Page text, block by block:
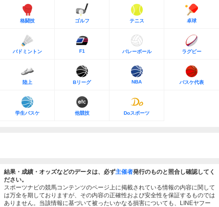
格闘技 ゴルフ テニス 卓球
バドミントン F1 バレーボール ラグビー
陸上 Bリーグ NBA バスケ代表
学生バスケ 他競技 Doスポーツ
結果・成績・オッズなどのデータは、必ず主催者発行のものと照合し確認してく
ださい。
スポーツナビの競馬コンテンツのページ上に掲載されている情報の内容に関して
は万全を期しておりますが、その内容の正確性および安全性を保証するものでは
ありません。当該情報に基づいて被ったいかなる損害についても、LINEヤフー